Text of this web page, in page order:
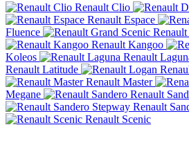
Renault Clio
Renault Espace
Fluence
Renault Kangoo
Koleos
Renault
Renault Latitude
Renault Master
Megane
Renault
Renault
Renault Scenic